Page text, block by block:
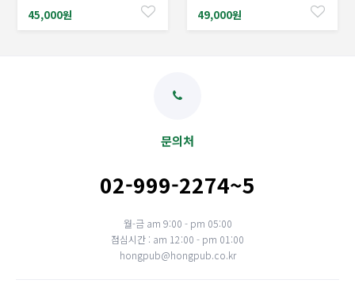
Detonation
45,000원 49,000원
문의처
02-999-2274~5
월-금 am 9:00 - pm 05:00
점심시간 : am 12:00 - pm 01:00
hongpub@hongpub.co.kr